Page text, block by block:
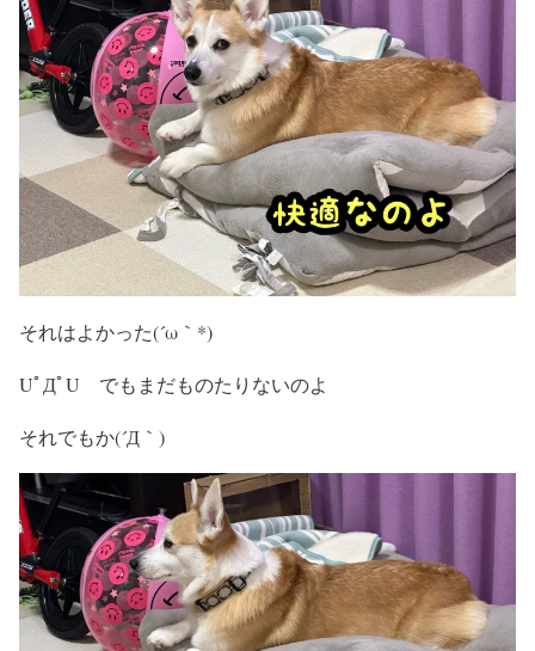
それはよかった(´ω｀*)
UﾟДﾟU でもまだものたりないのよ
それでもか(´Д｀)